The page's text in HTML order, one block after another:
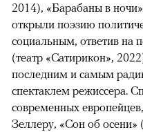
2014), «Барабаны в
открыли поэзию
социальным, ответив на
(театр «Сатирикон»,
последним и самым
спектаклем режиссера.
современных
Зеллеру, «Сон об